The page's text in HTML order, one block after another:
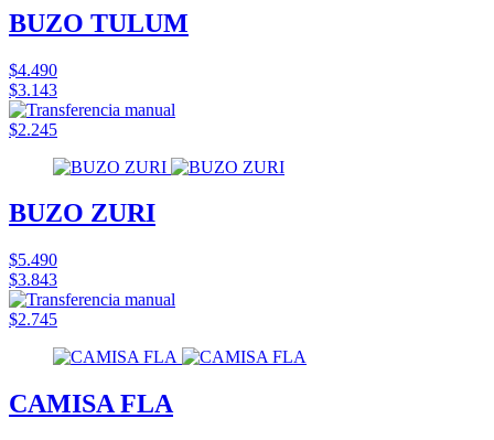
BUZO TULUM
$4.490
$3.143
$2.245
BUZO ZURI
$5.490
$3.843
$2.745
CAMISA FLA